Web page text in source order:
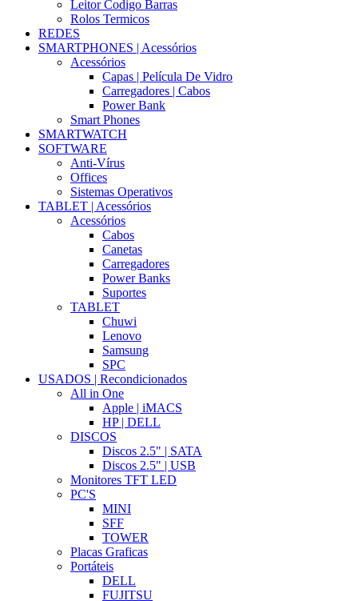
Leitor Codigo Barras
Rolos Termicos
REDES
SMARTPHONES | Acessórios
Acessórios
Capas | Película De Vidro
Carregadores | Cabos
Power Bank
Smart Phones
SMARTWATCH
SOFTWARE
Anti-Vírus
Offices
Sistemas Operativos
TABLET | Acessórios
Acessórios
Cabos
Canetas
Carregadores
Power Banks
Suportes
TABLET
Chuwi
Lenovo
Samsung
SPC
USADOS | Recondicionados
All in One
Apple | iMACS
HP | DELL
DISCOS
Discos 2.5" | SATA
Discos 2.5" | USB
Monitores TFT LED
PC'S
MINI
SFF
TOWER
Placas Graficas
Portáteis
DELL
FUJITSU